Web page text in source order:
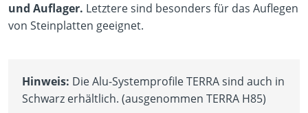
und Auflager. Letztere sind besonders für das Auflegen
von Steinplatten geeignet.
Hinweis: Die Alu-Systemprofile TERRA sind auch in
Schwarz erhältlich. (ausgenommen TERRA H85)